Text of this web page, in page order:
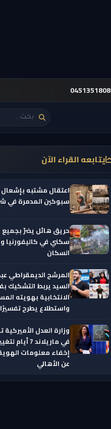
0451351808
يتابعه القراء الآن
اعتقال مشتبه بإشعال
سبوكين المدمرة في
حريق هائل يضرّ
سكني في كاليفورنيا
السكان
المرشح الديمقراطي
السيد يربط التشكيك
الانتخابية بهويته
واستطلاع يطرح
وزارة العدل
في ماريلاند 7
إخفاء معلومات
عن الأهالي